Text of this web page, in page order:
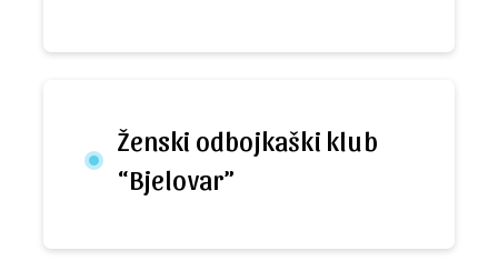
Ženski odbojkaški klub
“Bjelovar”